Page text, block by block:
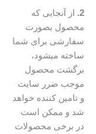
از آنجایی که
محصول بصورت
سفارشی برای شما
ساخته میشود،
برگشت محصول
موجب ضرر سایت
و تامین کننده خواهد
شد و ممکن است
در برخی محصولات